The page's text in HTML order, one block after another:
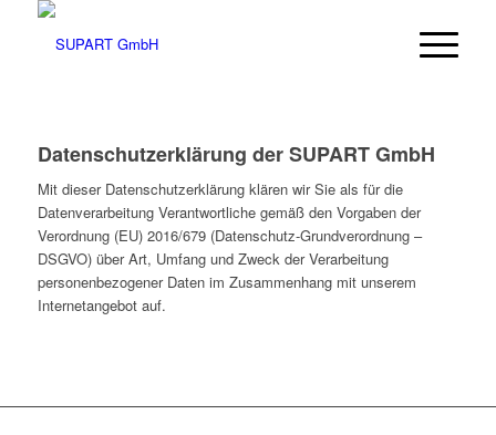
Datenschutzerklärung der SUPART GmbH
Mit dieser Datenschutzerklärung klären wir Sie als für die
Datenverarbeitung Verantwortliche gemäß den Vorgaben der
Verordnung (EU) 2016/679 (Datenschutz-Grundverordnung –
DSGVO) über Art, Umfang und Zweck der Verarbeitung
personenbezogener Daten im Zusammenhang mit unserem
Internetangebot auf.